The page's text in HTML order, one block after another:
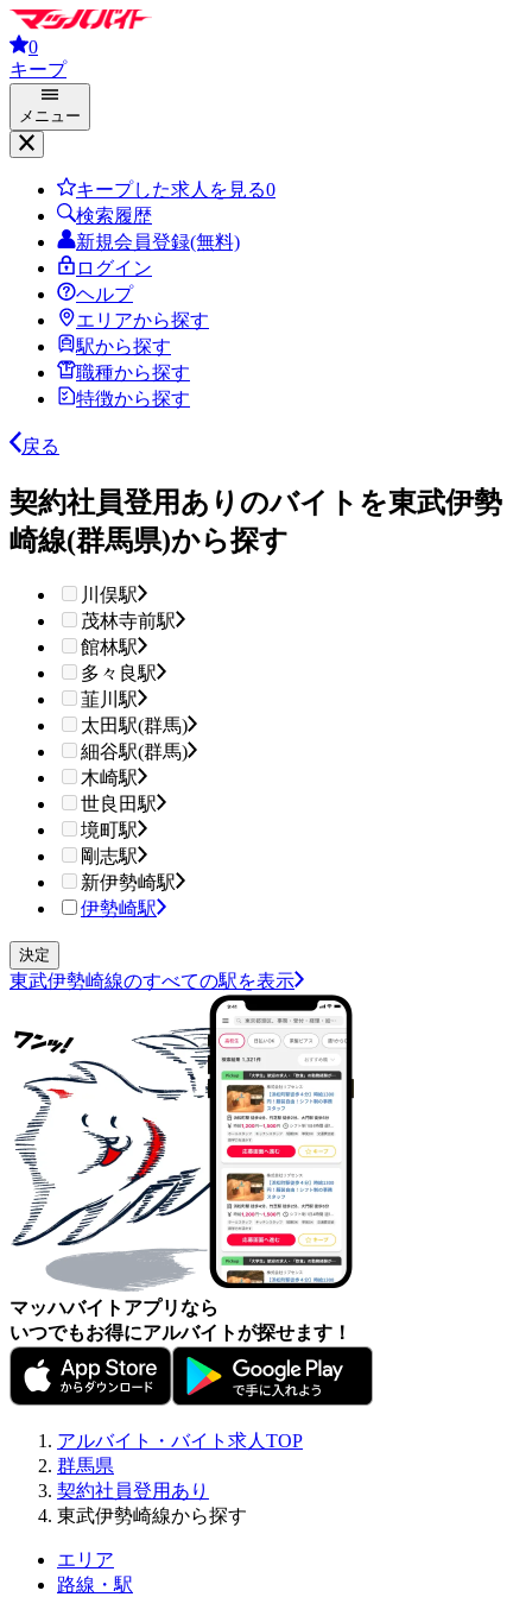
0
キープ
メニュー
キープした求人を見る0
検索履歴
新規会員登録(無料)
ログイン
ヘルプ
エリアから探す
駅から探す
職種から探す
特徴から探す
戻る
契約社員登用ありのバイトを東武伊勢
崎線(群馬県)から探す
川俣駅
茂林寺前駅
館林駅
多々良駅
韮川駅
太田駅(群馬)
細谷駅(群馬)
木崎駅
世良田駅
境町駅
剛志駅
新伊勢崎駅
伊勢崎駅
東武伊勢崎線のすべての駅を表示
マッハバイトアプリなら
いつでもお得にアルバイトが探せます！
アルバイト・バイト求人TOP
群馬県
契約社員登用あり
東武伊勢崎線から探す
エリア
路線・駅